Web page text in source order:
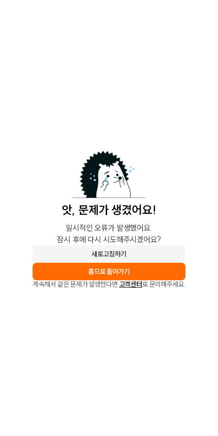
앗, 문제가 생겼어요!
일시적인 오류가 발생했어요.
잠시 후에 다시 시도해주시겠어요?
새로고침하기
홈으로 돌아가기
계속해서 같은 문제가 발생한다면 고객센터로 문의해주세요.